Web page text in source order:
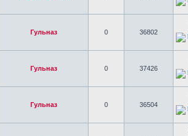
Гульназ 0 36802
Гульназ 0 37426
Гульназ 0 36504